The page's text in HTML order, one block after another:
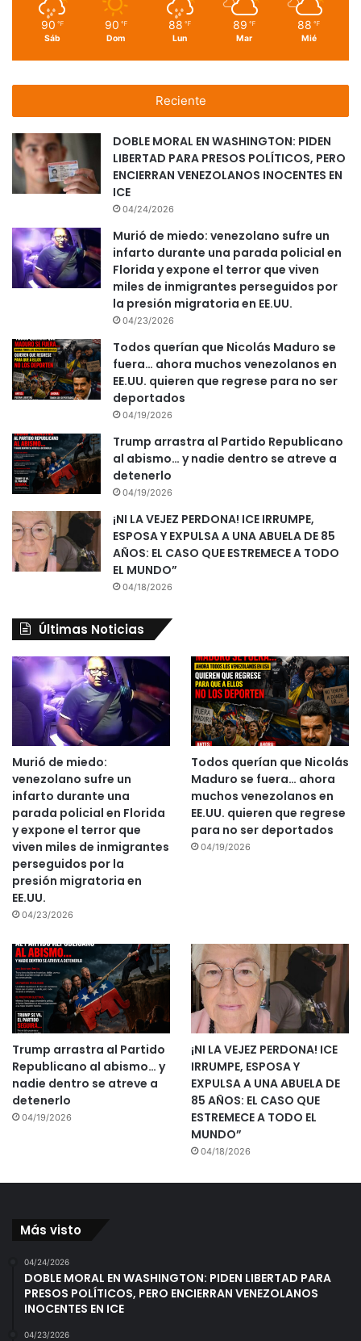
90 ℉
Sáb
90 ℉
Dom
88 ℉
Lun
89 ℉
Mar
88 ℉
Mié
Reciente
DOBLE MORAL EN WASHINGTON: PIDEN
LIBERTAD PARA PRESOS POLÍTICOS, PERO
ENCIERRAN VENEZOLANOS INOCENTES EN
ICE
04/24/2026
Murió de miedo: venezolano sufre un
infarto durante una parada policial en
Florida y expone el terror que viven
miles de inmigrantes perseguidos por
la presión migratoria en EE.UU.
04/23/2026
Todos querían que Nicolás Maduro se
fuera… ahora muchos venezolanos en
EE.UU. quieren que regrese para no ser
deportados
04/19/2026
Trump arrastra al Partido Republicano
al abismo… y nadie dentro se atreve a
detenerlo
04/19/2026
¡NI LA VEJEZ PERDONA! ICE IRRUMPE,
ESPOSA Y EXPULSA A UNA ABUELA DE 85
AÑOS: EL CASO QUE ESTREMECE A TODO
EL MUNDO”
04/18/2026
Últimas Noticias
Murió de miedo:
venezolano sufre un
infarto durante una
parada policial en Florida
y expone el terror que
viven miles de inmigrantes
perseguidos por la
presión migratoria en
EE.UU.
04/23/2026
Todos querían que Nicolás
Maduro se fuera… ahora
muchos venezolanos en
EE.UU. quieren que regrese
para no ser deportados
04/19/2026
Trump arrastra al Partido
Republicano al abismo… y
nadie dentro se atreve a
detenerlo
04/19/2026
¡NI LA VEJEZ PERDONA! ICE
IRRUMPE, ESPOSA Y
EXPULSA A UNA ABUELA DE
85 AÑOS: EL CASO QUE
ESTREMECE A TODO EL
MUNDO”
04/18/2026
Más visto
04/24/2026
DOBLE MORAL EN WASHINGTON: PIDEN LIBERTAD PARA
PRESOS POLÍTICOS, PERO ENCIERRAN VENEZOLANOS
INOCENTES EN ICE
04/23/2026